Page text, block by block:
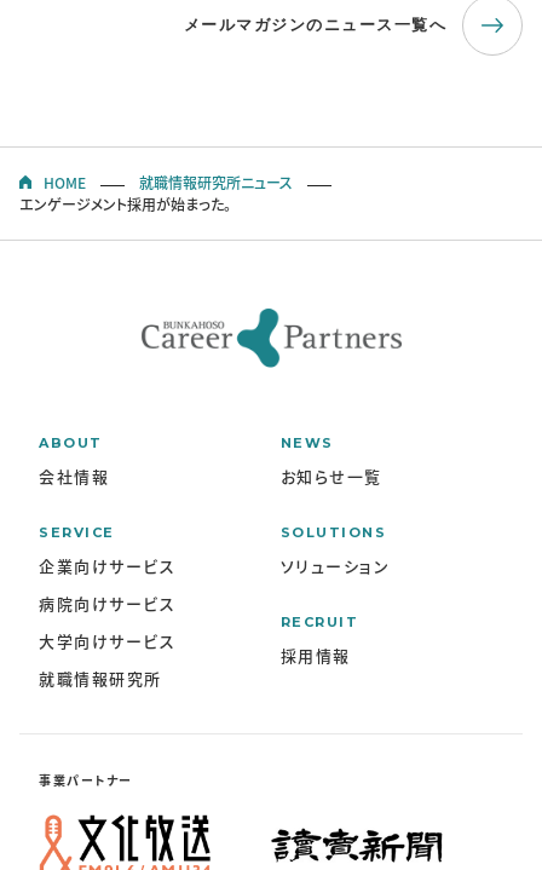
メールマガジンのニュース一覧へ
HOME
就職情報研究所ニュース
エンゲージメント採用が始まった。
ABOUT
会社情報
SERVICE
企業向けサービス
病院向けサービス
大学向けサービス
就職情報研究所
NEWS
お知らせ一覧
SOLUTIONS
ソリューション
RECRUIT
採用情報
事業パートナー